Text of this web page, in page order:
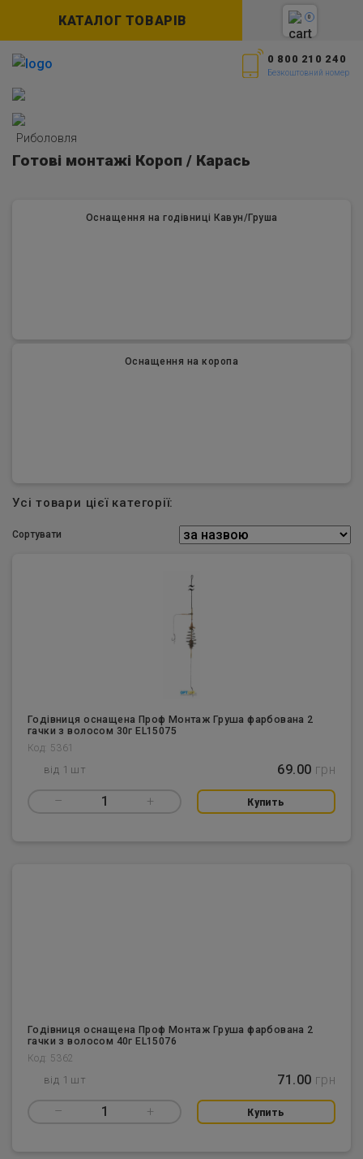
КАТАЛОГ ТОВАРІВ 0
0 800 210 240
Безкоштовний номер
Риболовля
Готові монтажі Короп / Карась
Оснащення на годівниці Кавун/Груша
Оснащення на коропа
Усі товари цієї категорії:
Сортувати
Годівниця оснащена Проф Монтаж Груша фарбована 2
гачки з волосом 30г EL15075
Код: 5361
від 1 шт 69.00 грн
– 1 + Купить
Годівниця оснащена Проф Монтаж Груша фарбована 2
гачки з волосом 40г EL15076
Код: 5362
від 1 шт 71.00 грн
– 1 + Купить